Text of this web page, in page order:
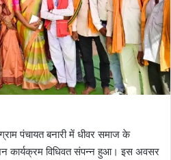
पंचायत बनारी में धीवर समाज के
कार्यक्रम विधिवत संपन्न हुआ। इस अवसर